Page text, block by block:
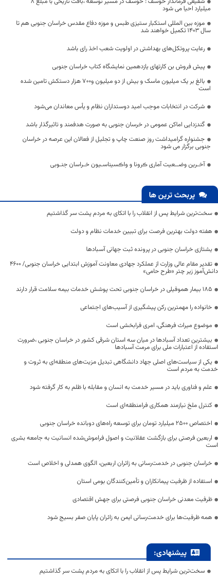
میلیارد احیا می شود
موزه بین المللی استکبار ستیزی طبس و موزه دفاع مقدس خراسان جنوبی هم تا
سال ۱۴۰۳ تکمیل خواهند شد
رعایت پروتکل‌های بهداشتی در اولویت شعب اخذ رای باشد
پیش فروش بن کارتهای یازدهمین نمایشگاه کتاب خراسان جنوبی
بالغ بر یک میلیون ماسک و بیش از دو میلیون و۷۰۰ هزار دستکش تامین شده
است
شرکت در انتخابات موجب امید دوستداران نظام و یأس معاندان می‌شود
گندزدایی اماکن عمومی در خرسان جنوبی به صورت هدفمند و تاثیرگذار باشد
جشنواره گرامیداشت روز صنعت چاپ و تجلیل از فعالان این عرصه در خراسان
جنوبی برگزار می شود
آخـرین وضــعیت آماری ڪرونا و واڪسیناسـیون خـراسان جنـوبی
پربحث ترین ها
سخت‌ترین شرایط پس از انقلاب را با اتکای به مردم پشت سر گذاشتیم
هفته دولت بهترین فرصت برای تبیین خدمات نظام و دولت
یشتازی خراسان جنوبی در پرونده ثبت جهانی آسبادها
تقدیر مقام عالی وزارت از عملکرد جهادی معاونت آموزش ابتدایی خراسان جنوبی/ ۴۶۰۰
دانش‌آموز زیر چتر «طرح حامی»
۱۸۵ بیمار هموفیلی در خراسان جنوبی تحت پوشش خدمات بیمه سلامت قرار دارند
خانواده را مهمترین رکن پیشگیری از آسیب‌های اجتماعی
موضوع میراث فرهنگی، امری فرابخشی است
بیشترین تعداد آسبادها در میان سه استان شرقی کشور در خراسان جنوبی ،ضرورت
استفاده از اعتبارات ملی برای مرمت آسبادها
یکی از سیاست‌های اصلی جهاد دانشگاهی تبدیل مزیت‌های منطقه‌ای به ثروت و
خدمت به مردم است
علم و فناوری باید در مسیر خدمت به انسان و مقابله با ظلم به کار گرفته شود
کنترل ملخ نیازمند همکاری فرامنطقه‌ای است
اختصاص 2500 میلیارد تومان برای توسعه راه‌های دوبانده خراسان جنوبی
اربعین فرصتی برای بازگشت عقلانیت و اصول فراموش‌شده انسانیت به جامعه بشری
است
خراسان جنوبی در خدمت‌رسانی به زائران اربعین، الگوی همدلی و اخلاص است
استفاده از ظرفیت پیمانکاران و تأمین‌کنندگان بومی استان
ظرفیت معدنی خراسان جنوبی فرصتی برای جهش اقتصادی
همه ظرفیت‌ها برای خدمت‌رسانی ایمن به زائران پایان صفر بسیج شود
پیشنهادی:
سخت‌ترین شرایط پس از انقلاب را با اتکای به مردم پشت سر گذاشتیم